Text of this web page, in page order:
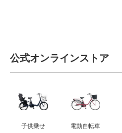
個人情報保護
公式オンラインストア
子供乗せ 電動自転車